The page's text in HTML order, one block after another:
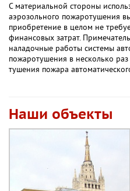
С материальной стороны
аэрозольного пожаротушения
приобретение в целом не
финансовых затрат.
наладочные работы системы
пожаротушения в несколько
тушения пожара
Наши объекты